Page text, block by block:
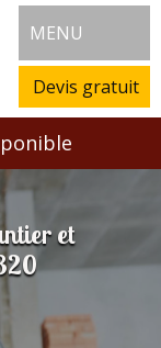
MENU
Devis gratuit
et